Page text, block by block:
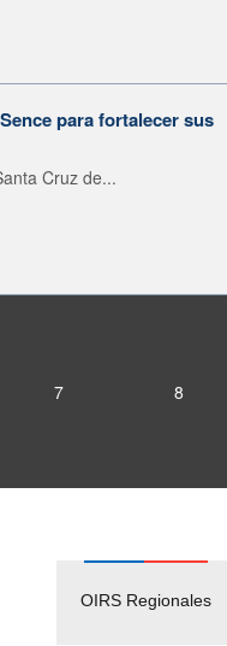
para fortalecer sus
Cruz de...
7 8
OIRS Regionales